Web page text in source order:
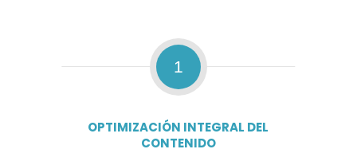
1
OPTIMIZACIÓN INTEGRAL DEL
CONTENIDO